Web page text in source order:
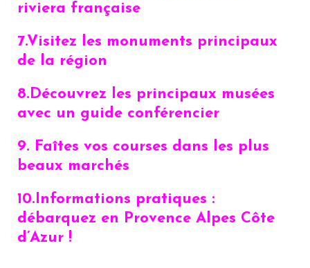
riviera française
7.Visitez les monuments principaux
de la région
8.Découvrez les principaux musées
avec un guide conférencier
9. Faîtes vos courses dans les plus
beaux marchés
10.Informations pratiques :
débarquez en Provence Alpes Côte
d’Azur !